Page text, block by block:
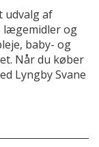
udvalg af
lægemidler og
baby- og
Når du køber
Lyngby Svane